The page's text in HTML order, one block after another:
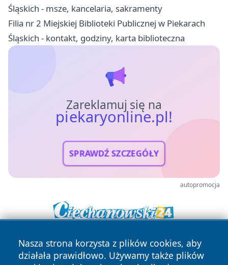
Śląskich - msze, kancelaria, sakramenty
Filia nr 2 Miejskiej Biblioteki Publicznej w Piekarach
Śląskich - kontakt, godziny, karta biblioteczna
Zareklamuj się na
piekaryonline.pl!
SPRAWDŹ SZCZEGÓŁY
autopromocja
Nasza strona korzysta z plików cookies, aby
działała prawidłowo. Używamy także plików